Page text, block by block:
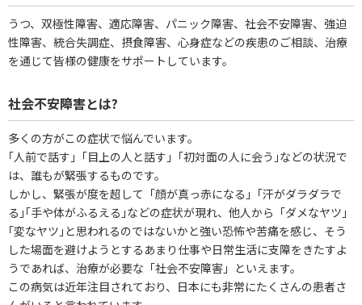
うつ、双極性障害、適応障害、パニック障害、社会不安障害、強迫
性障害、統合失調症、摂食障害、心身症などの疾患のご相談、治療
を通じて皆様の健康をサポートしています。
社会不安障害とは?
多くの方がこの症状で悩んでいます。
｢人前で話す｣「目上の人と話す」｢初対面の人に会う｣などの状況で
は、誰もが緊張するものです。
しかし、緊張が度を超して「顔が真っ赤になる」｢汗がダラダラで
る｣｢手や体がふるえる｣などの症状が現れ、他人から「ダメなヤツ｣
｢変なヤツ｣と思われるのではないかと強い恐怖や苦痛を感じ、そう
した場面を避けようとするあまり仕事や日常生活に支障をきたすよ
うであれば、治療が必要な「社会不安障害」といえます。
この病気は近年注目されており、日本にも非常にたくさんの患者さ